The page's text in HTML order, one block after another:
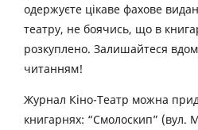
одержуєте цікаве фахове
театру, не боячись, що в
розкуплено. Залишайтеся
читанням!
Журнал Кіно-Театр можна
книгарнях: “Смолоскип” (вул.